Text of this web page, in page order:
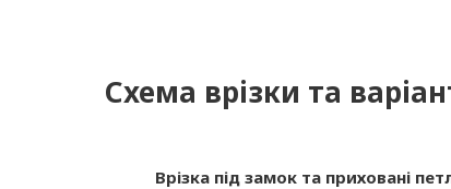
Схема врізки та
Врізка під замок та приховані